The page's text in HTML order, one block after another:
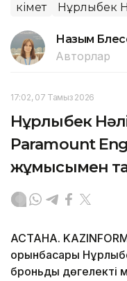
Үкімет Нұрлыбек
Назым
Авторлар
17:02, 07 Тамыз 2026
Нұрлыбек
Paramount
жұмысымен
АСТАНА.
орынбасары
броньды